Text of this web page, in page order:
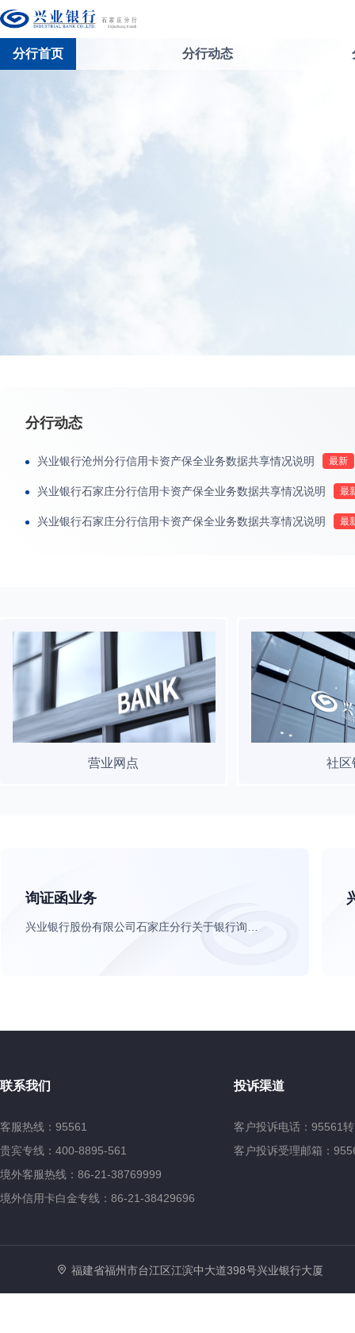
分行首页 分行动态
分行动态
兴业银行沧州分行信用卡资产保全业务数据共享情况说明
兴业银行石家庄分行信用卡资产保全业务数据共享情况说明
兴业银行石家庄分行信用卡资产保全业务数据共享情况说明
营业网点 社区
询证函业务
联系我们
客服热线：95561
贵宾专线：400-8895-561
境外客服热线：86-21-38769999
境外信用卡白金专线：86-21-38429696
投诉渠道
客户投诉电话：95561
客户投诉受理邮箱：
福建省福州市台江区江滨中大道398号兴业银行大厦